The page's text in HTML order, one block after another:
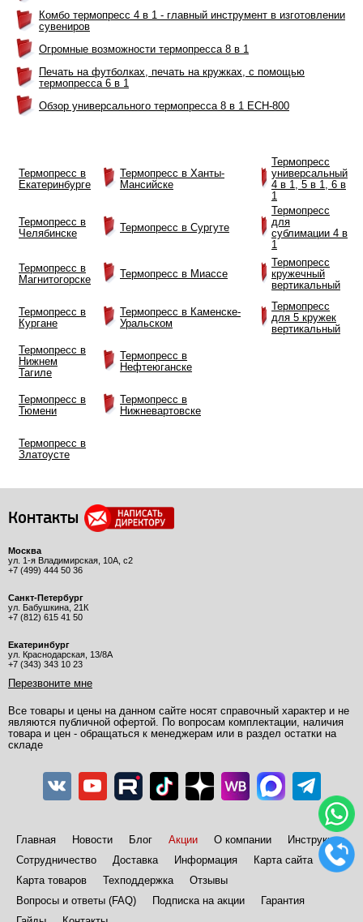
Комбо термопресс 4 в 1 - главный инструмент в изготовлении
сувениров
Огромные возможности термопресса 8 в 1
Печать на футболках, печать на кружках, с помощью
термопресса 6 в 1
Обзор универсального термопресса 8 в 1 ЕСН-800
Термопресс в
Екатеринбурге
Термопресс в Ханты-
Мансийске
Термопресс
универсальный
4 в 1, 5 в 1, 6 в
1
Термопресс в
Челябинске
Термопресс в Сургуте
Термопресс
для
сублимации 4 в
1
Термопресс в
Магнитогорске
Термопресс в Миассе
Термопресс
кружечный
вертикальный
Термопресс в
Кургане
Термопресс в Каменске-
Уральском
Термопресс
для 5 кружек
вертикальный
Термопресс в
Нижнем
Тагиле
Термопресс в
Нефтеюганске
Термопресс в
Тюмени
Термопресс в
Нижневартовске
Термопресс в
Златоусте
Контакты
Москва
ул. 1-я Владимирская, 10А, с2
+7 (499) 444 50 36
Санкт-Петербург
ул. Бабушкина, 21К
+7 (812) 615 41 50
Екатеринбург
ул. Краснодарская, 13/8А
+7 (343) 343 10 23
Перезвоните мне
Все товары и цены на данном сайте носят справочный характер и не
являются публичной офертой. По вопросам комплектации, наличия
товара и цен - обращаться к менеджерам или в раздел остатки на
складе
Главная Новости Блог Акции О компании
Инструкции
Сотрудничество
Доставка Информация
Карта сайта
Карта товаров
Техподдержка
Отзывы
Вопросы и ответы (FAQ)
Подписка на акции
Гарантия